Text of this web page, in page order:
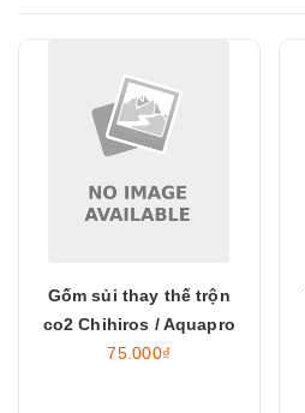
Gốm sủi thay thế trộn
co2 Chihiros / Aquapro
75.000₫